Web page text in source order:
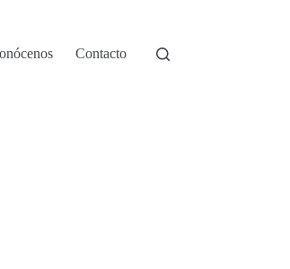
Contacto